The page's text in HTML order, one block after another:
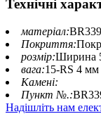
Технічні
матеріал:
Покриття:
розмір:Ширина
вага:15-RS 4
Камені:
Пункт №.:
Надішліть нам